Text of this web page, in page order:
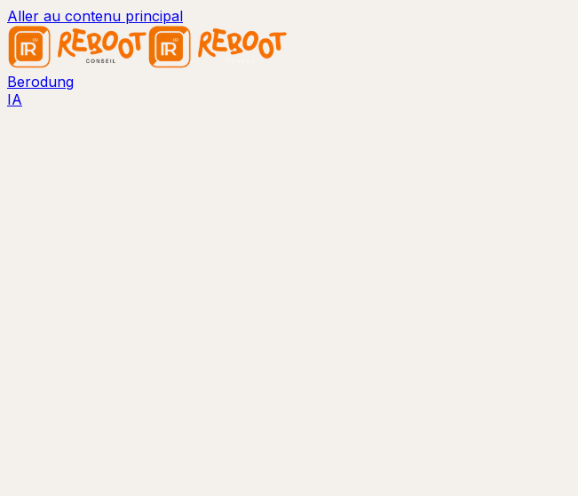
Aller au contenu principal
Berodung
IA